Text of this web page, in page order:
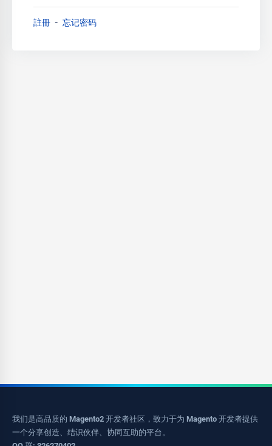
註冊 忘记密码
我们是高品质的 Magento2 开发者社区，致力于为 Magento 开发者提供
一个分享创造、结识伙伴、协同互助的平台。